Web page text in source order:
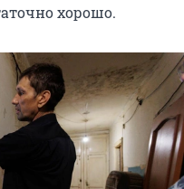
хорошо.